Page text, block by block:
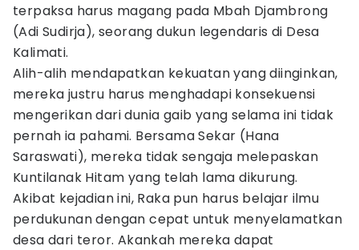
terpaksa harus magang pada Mbah Djambrong
(Adi Sudirja), seorang dukun legendaris di Desa
Kalimati.
Alih-alih mendapatkan kekuatan yang diinginkan,
mereka justru harus menghadapi konsekuensi
mengerikan dari dunia gaib yang selama ini tidak
pernah ia pahami. Bersama Sekar (Hana
Saraswati), mereka tidak sengaja melepaskan
Kuntilanak Hitam yang telah lama dikurung.
Akibat kejadian ini, Raka pun harus belajar ilmu
perdukunan dengan cepat untuk menyelamatkan
desa dari teror. Akankah mereka dapat